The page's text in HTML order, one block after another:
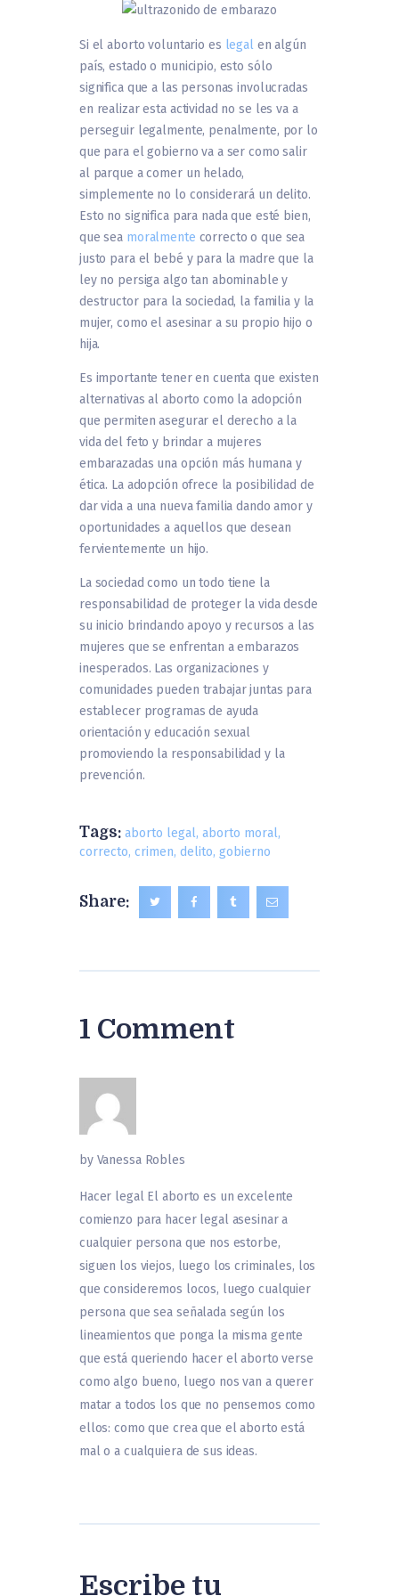
Si el aborto voluntario es legalen algún
país, estado o municipio, esto sólo
significa que a las personas involucradas
en realizar esta actividad no se les va a
perseguir legalmente, penalmente, por lo
que para el gobierno va a ser como salir
al parque a comer un helado,
simplemente no lo considerará un delito.
Esto no significa para nada que esté bien,
que sea moralmente correcto o que sea
justo para el bebé y para la madre que la
ley no persiga algo tan abominable y
destructor para la sociedad, la familia y la
mujer, como el asesinar a su propio hijo o
hija.
Es importante tener en cuenta que existen
alternativas al aborto como la adopción
que permiten asegurar el derecho a la
vida del feto y brindar a mujeres
embarazadas una opción más humana y
ética. La adopción ofrece la posibilidad de
dar vida a una nueva familia dando amor y
oportunidades a aquellos que desean
fervientemente un hijo.
La sociedad como un todo tiene la
responsabilidad de proteger la vida desde
su inicio brindando apoyo y recursos a las
mujeres que se enfrentan a embarazos
inesperados. Las organizaciones y
comunidades pueden trabajar juntas para
establecer programas de ayuda
orientación y educación sexual
promoviendo la responsabilidad y la
prevención.
Tags: aborto legal, aborto moral,
correcto, crimen, delito, gobierno
Share:
1 Comment
by Vanessa Robles
Hacer legal El aborto es un excelente
comienzo para hacer legal asesinar a
cualquier persona que nos estorbe,
siguen los viejos, luego los criminales, los
que consideremos locos, luego cualquier
persona que sea señalada según los
lineamientos que ponga la misma gente
que está queriendo hacer el aborto verse
como algo bueno, luego nos van a querer
matar a todos los que no pensemos como
ellos: como que crea que el aborto está
mal o a cualquiera de sus ideas.
Escribe tu